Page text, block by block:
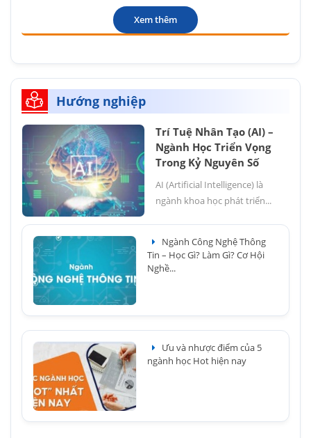
Xem thêm
Hướng nghiệp
Trí Tuệ Nhân Tạo (AI) –
Ngành Học Triển Vọng
Trong Kỷ Nguyên Số
AI (Artificial Intelligence) là
ngành khoa học phát triển...
Ngành Công Nghệ Thông
Tin – Học Gì? Làm Gì? Cơ Hội
Nghề...
Ưu và nhược điểm của 5
ngành học Hot hiện nay